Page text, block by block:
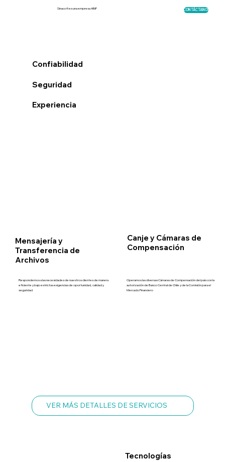
CONTÁCTANOS
Sinacofi es una empresa ABIF
Confiabilidad
Seguridad
Experiencia
Mensajería y
Transferencia de
Archivos
Respondemos a las necesidades de nuestros clientes de manera
eficiente y bajo estrictas exigencias de oportunidad, calidad y
seguridad
Canje y Cámaras de
Compensación
Operamos las diversas Cámaras de Compensación del país con la
autorización de Banco Central de Chile y de la Comisión para el
Mercado Financiero
VER MÁS DETALLES DE SERVICIOS
Tecnologías